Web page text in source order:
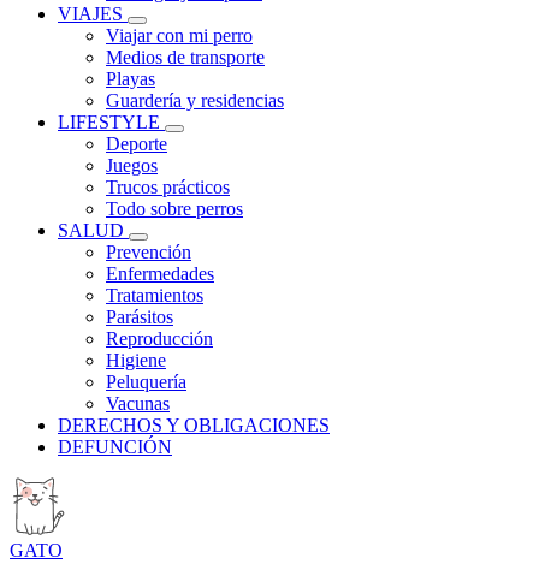
VIAJES
Viajar con mi perro
Medios de transporte
Playas
Guardería y residencias
LIFESTYLE
Deporte
Juegos
Trucos prácticos
Todo sobre perros
SALUD
Prevención
Enfermedades
Tratamientos
Parásitos
Reproducción
Higiene
Peluquería
Vacunas
DERECHOS Y OBLIGACIONES
DEFUNCIÓN
GATO